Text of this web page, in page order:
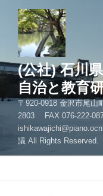
ツ
へ
(公社) 石川
自治と教育
〒920-0918 金沢市尾
2803 FAX
議 All Rights Reserved.